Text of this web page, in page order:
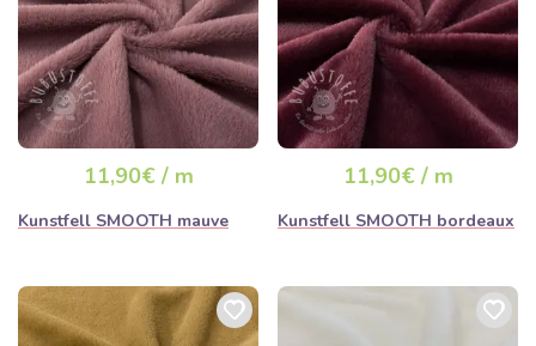
11,90€ / m
Kunstfell SMOOTH mauve
11,90€ / m
Kunstfell SMOOTH bordeaux